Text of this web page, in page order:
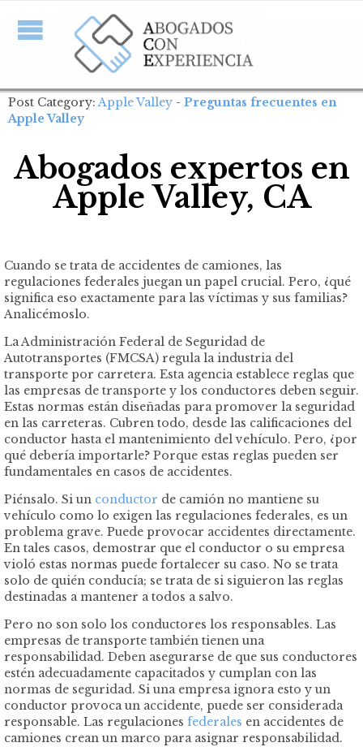
Post Category: Apple Valley - Preguntas frecuentes en
Apple Valley
Abogados expertos en
Apple Valley, CA
Cuando se trata de accidentes de camiones, las
regulaciones federales juegan un papel crucial. Pero, ¿qué
significa eso exactamente para las víctimas y sus familias?
Analicémoslo.
La Administración Federal de Seguridad de
Autotransportes (FMCSA) regula la industria del
transporte por carretera. Esta agencia establece reglas que
las empresas de transporte y los conductores deben seguir.
Estas normas están diseñadas para promover la seguridad
en las carreteras. Cubren todo, desde las calificaciones del
conductor hasta el mantenimiento del vehículo. Pero, ¿por
qué debería importarle? Porque estas reglas pueden ser
fundamentales en casos de accidentes.
Piénsalo. Si un conductor de camión no mantiene su
vehículo como lo exigen las regulaciones federales, es un
problema grave. Puede provocar accidentes directamente.
En tales casos, demostrar que el conductor o su empresa
violó estas normas puede fortalecer su caso. No se trata
solo de quién conducía; se trata de si siguieron las reglas
destinadas a mantener a todos a salvo.
Pero no son solo los conductores los responsables. Las
empresas de transporte también tienen una
responsabilidad. Deben asegurarse de que sus conductores
estén adecuadamente capacitados y cumplan con las
normas de seguridad. Si una empresa ignora esto y un
conductor provoca un accidente, puede ser considerada
responsable. Las regulaciones federales en accidentes de
camiones crean un marco para asignar responsabilidad.